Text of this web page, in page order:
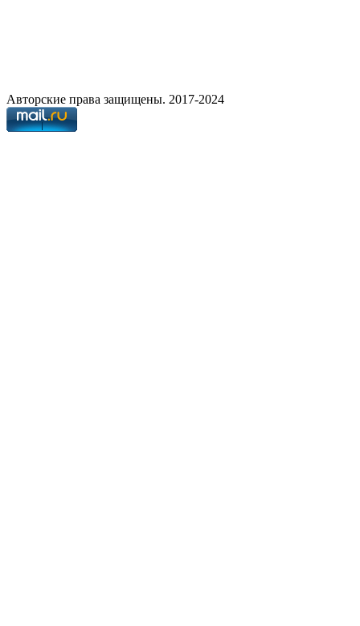
Авторские права защищены. 2017-2024